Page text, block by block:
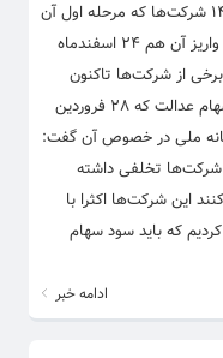
سود سهام عدالت مربوط به عملکرد مالی ۱۴۰۱ شرکت‌ها که مرحله اول آن
آذرماه سال گذشته پرداخت شد و مرحله دوم واریز آن هم ۲۴ اسفندماه
از شرکت‌ها تاکنون
تسویه نشده است. عدم تسویه نهایی سود سهام عدالت که ۲۸ فروردین
ملی در خصوص آن گفت:
تخلفی داشته
این شرکت‌ها اکثرا با
که باید سود سهام
ادامه خبر